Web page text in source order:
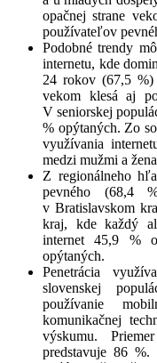
opačnej strane
používateľov
Podobné trendy
internetu, kde
24 rokov (67,5 %)
vekom klesá aj
V seniorskej
% opýtaných. Zo
využívania
medzi mužmi a
Z regionálneho
pevného (68,4
v Bratislavskom
kraj, kde každý
internet 45,9 %
opýtaných.
Penetrácia
slovenskej
používanie
komunikačnej
výskumu.
predstavuje 86